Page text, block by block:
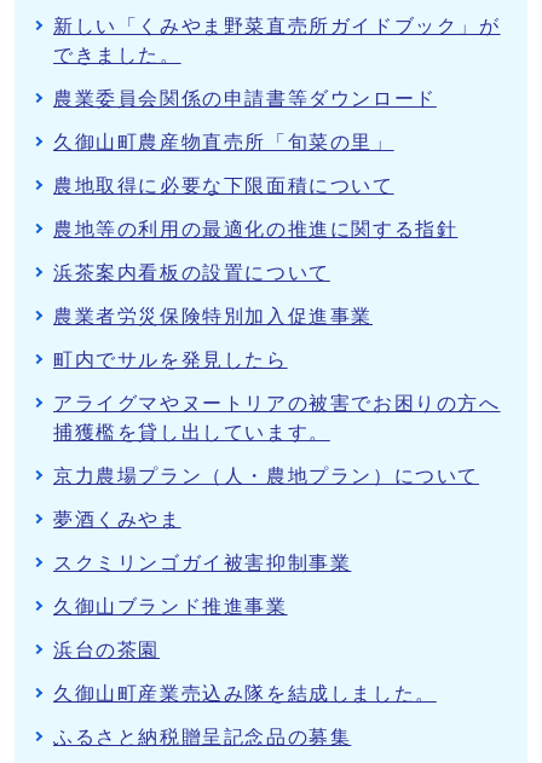
新しい「くみやま野菜直売所ガイドブック」が
できました。
農業委員会関係の申請書等ダウンロード
久御山町農産物直売所「旬菜の里」
農地取得に必要な下限面積について
農地等の利用の最適化の推進に関する指針
浜茶案内看板の設置について
農業者労災保険特別加入促進事業
町内でサルを発見したら
アライグマやヌートリアの被害でお困りの方へ
捕獲檻を貸し出しています。
京力農場プラン（人・農地プラン）について
夢酒くみやま
スクミリンゴガイ被害抑制事業
久御山ブランド推進事業
浜台の茶園
久御山町産業売込み隊を結成しました。
ふるさと納税贈呈記念品の募集